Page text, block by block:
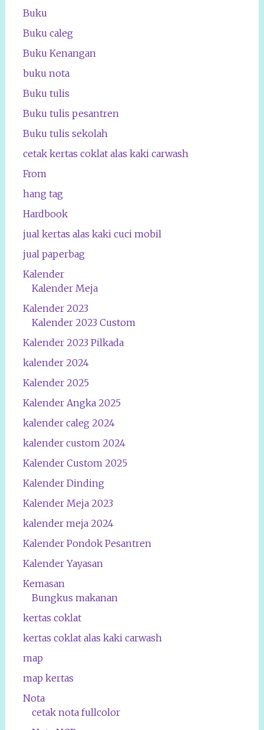
Buku
Buku caleg
Buku Kenangan
buku nota
Buku tulis
Buku tulis pesantren
Buku tulis sekolah
cetak kertas coklat alas kaki carwash
From
hang tag
Hardbook
jual kertas alas kaki cuci mobil
jual paperbag
Kalender
Kalender Meja
Kalender 2023
Kalender 2023 Custom
Kalender 2023 Pilkada
kalender 2024
Kalender 2025
Kalender Angka 2025
kalender caleg 2024
kalender custom 2024
Kalender Custom 2025
Kalender Dinding
Kalender Meja 2023
kalender meja 2024
Kalender Pondok Pesantren
Kalender Yayasan
Kemasan
Bungkus makanan
kertas coklat
kertas coklat alas kaki carwash
map
map kertas
Nota
cetak nota fullcolor